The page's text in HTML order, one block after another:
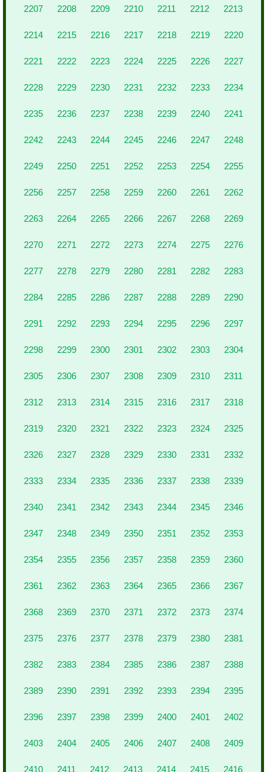
2207 2208 2209 2210 2211 2212 2213
2214 2215 2216 2217 2218 2219 2220
2221 2222 2223 2224 2225 2226 2227
2228 2229 2230 2231 2232 2233 2234
2235 2236 2237 2238 2239 2240 2241
2242 2243 2244 2245 2246 2247 2248
2249 2250 2251 2252 2253 2254 2255
2256 2257 2258 2259 2260 2261 2262
2263 2264 2265 2266 2267 2268 2269
2270 2271 2272 2273 2274 2275 2276
2277 2278 2279 2280 2281 2282 2283
2284 2285 2286 2287 2288 2289 2290
2291 2292 2293 2294 2295 2296 2297
2298 2299 2300 2301 2302 2303 2304
2305 2306 2307 2308 2309 2310 2311
2312 2313 2314 2315 2316 2317 2318
2319 2320 2321 2322 2323 2324 2325
2326 2327 2328 2329 2330 2331 2332
2333 2334 2335 2336 2337 2338 2339
2340 2341 2342 2343 2344 2345 2346
2347 2348 2349 2350 2351 2352 2353
2354 2355 2356 2357 2358 2359 2360
2361 2362 2363 2364 2365 2366 2367
2368 2369 2370 2371 2372 2373 2374
2375 2376 2377 2378 2379 2380 2381
2382 2383 2384 2385 2386 2387 2388
2389 2390 2391 2392 2393 2394 2395
2396 2397 2398 2399 2400 2401 2402
2403 2404 2405 2406 2407 2408 2409
2410 2411 2412 2413 2414 2415 2416